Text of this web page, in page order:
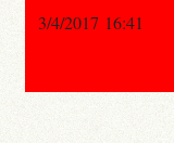
3/4/2017 16:41